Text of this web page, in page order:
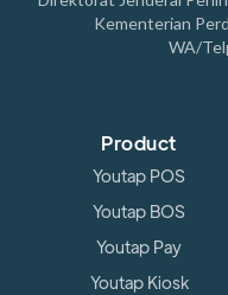
Kementerian
WA/
Product
Youtap POS
Youtap BOS
Youtap Pay
Youtap Kiosk